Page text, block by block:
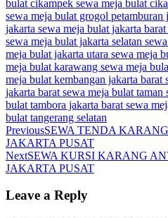
bulat cikampek sewa meja bulat
sewa meja bulat grogol petamburan
jakarta sewa meja bulat jakarta barat
sewa meja bulat jakarta selatan
meja bulat jakarta utara sewa meja
meja bulat karawang sewa meja
meja bulat kembangan jakarta barat
jakarta barat sewa meja bulat taman
bulat tambora jakarta barat sewa
bulat tangerang selatan
PreviousSEWA TENDA
JAKARTA PUSAT
NextSEWA KURSI KARANG
JAKARTA PUSAT
Leave a Reply